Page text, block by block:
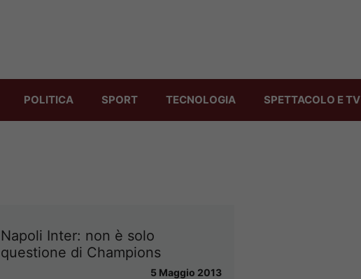
POLITICA SPORT TECNOLOGIA SPETTACOLO E TV
Napoli Inter: non è solo
questione di Champions
5 Maggio 2013